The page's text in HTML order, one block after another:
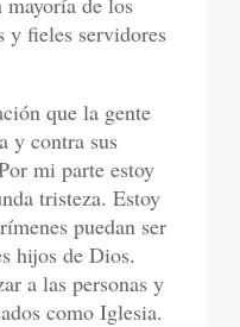
y fieles servidores
que la gente
y contra sus
mi parte estoy
tristeza. Estoy
puedan ser
hijos de Dios.
a las personas y
como Iglesia.